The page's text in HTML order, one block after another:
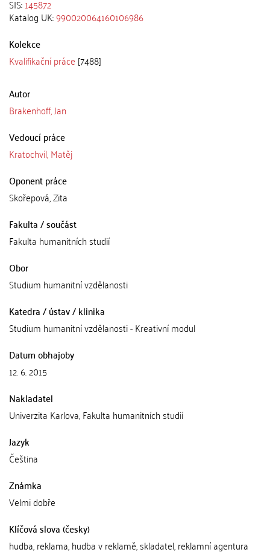
SIS:145872
Katalog UK:990020064160106986
Kolekce
Kvalifikační práce [7488]
Autor
Brakenhoff, Jan
Vedoucí práce
Kratochvíl, Matěj
Oponent práce
Skořepová, Zita
Fakulta / součást
Fakulta humanitních studií
Obor
Studium humanitní vzdělanosti
Katedra / ústav / klinika
Studium humanitní vzdělanosti - Kreativní modul
Datum obhajoby
12. 6. 2015
Nakladatel
Univerzita Karlova, Fakulta humanitních studií
Jazyk
Čeština
Známka
Velmi dobře
Klíčová slova (česky)
hudba, reklama, hudba v reklamě, skladatel, reklamní agentura